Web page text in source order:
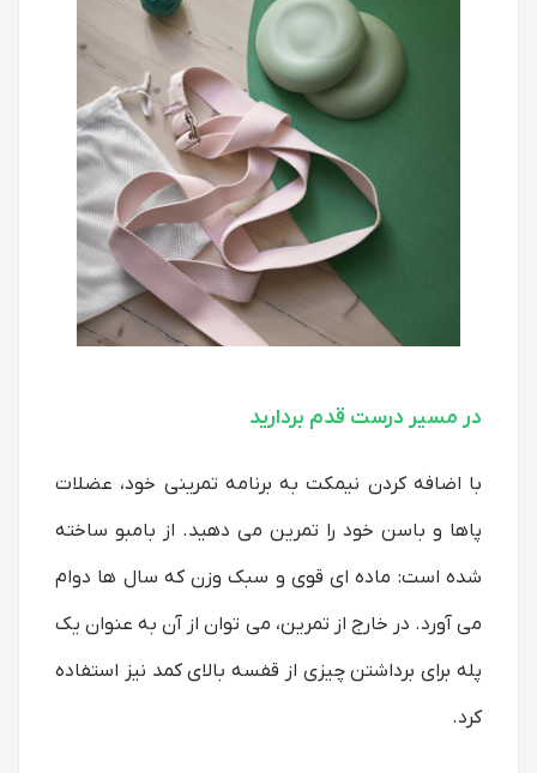
در مسیر درست قدم بردارید
با اضافه کردن نیمکت به برنامه تمرینی خود، عضلات
پاها و باسن خود را تمرین می دهید. از بامبو ساخته
شده است: ماده ای قوی و سبک وزن که سال ها دوام
می آورد. در خارج از تمرین، می توان از آن به عنوان یک
پله برای برداشتن چیزی از قفسه بالای کمد نیز استفاده
کرد.